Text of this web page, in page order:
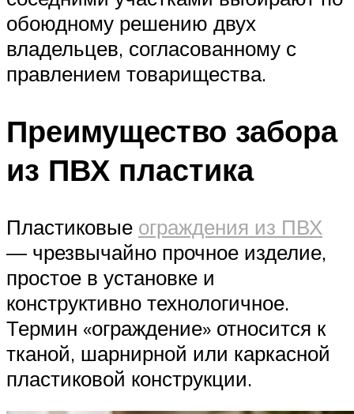
обоюдному решению двух
владельцев, согласованному с
правлением товарищества.
Преимущество забора
из ПВХ пластика
Пластиковые ограждения из ПВХ
— чрезвычайно прочное изделие,
простое в установке и
конструктивно технологичное.
Термин «ограждение» относится к
тканой, шарнирной или каркасной
пластиковой конструкции.